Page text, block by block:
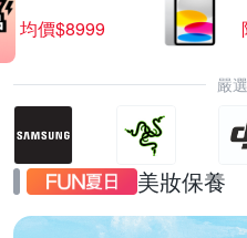
均價$8999
嚴
美妝保養